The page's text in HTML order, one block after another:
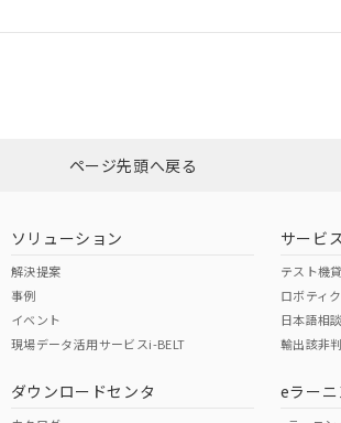
はこちら
日本
（アメリカ
この製品の規格認証/
その他の認証はこちらのページか
ページ先頭へ戻る
ソリューション
解決提案
事例
イベント
現場データ活用サービスi-BELT
ダウンロードセンタ
サービ
テスト機
ロボティ
日本語相
輸出該非
eラー